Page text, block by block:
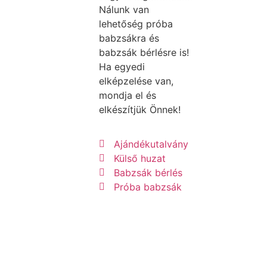
Nálunk van
lehetőség próba
babzsákra és
babzsák bérlésre is!
Ha egyedi
elképzelése van,
mondja el és
elkészítjük Önnek!
Ajándékutalvány
Külső huzat
Babzsák bérlés
Próba babzsák